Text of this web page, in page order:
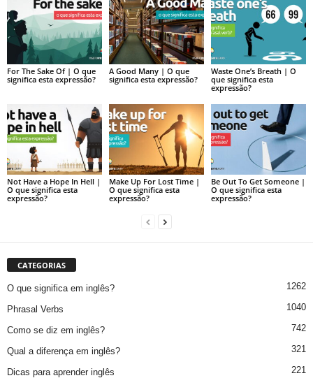
For The Sake Of | O que
significa esta expressão?
A Good Many | O que
significa esta expressão?
Waste One’s Breath | O
que significa esta
expressão?
Not Have a Hope In Hell |
O que significa esta
expressão?
Make Up For Lost Time |
O que significa esta
expressão?
Be Out To Get Someone |
O que significa esta
expressão?
CATEGORIAS
O que significa em inglês? 1262
Phrasal Verbs 1040
Como se diz em inglês? 742
Qual a diferença em inglês? 321
Dicas para aprender inglês 221